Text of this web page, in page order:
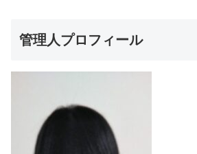
管理人プロフィール